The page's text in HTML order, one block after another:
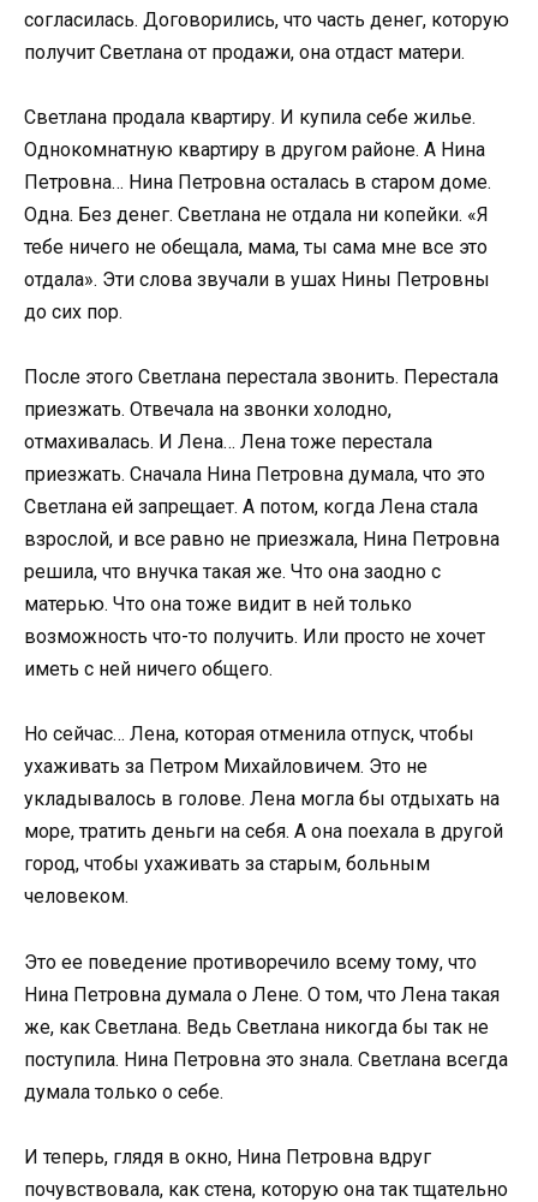
согласилась. Договорились, что часть денег, которую
получит Светлана от продажи, она отдаст матери.
Светлана продала квартиру. И купила себе жилье.
Однокомнатную квартиру в другом районе. А Нина
Петровна… Нина Петровна осталась в старом доме.
Одна. Без денег. Светлана не отдала ни копейки. «Я
тебе ничего не обещала, мама, ты сама мне все это
отдала». Эти слова звучали в ушах Нины Петровны
до сих пор.
После этого Светлана перестала звонить. Перестала
приезжать. Отвечала на звонки холодно,
отмахивалась. И Лена… Лена тоже перестала
приезжать. Сначала Нина Петровна думала, что это
Светлана ей запрещает. А потом, когда Лена стала
взрослой, и все равно не приезжала, Нина Петровна
решила, что внучка такая же. Что она заодно с
матерью. Что она тоже видит в ней только
возможность что-то получить. Или просто не хочет
иметь с ней ничего общего.
Но сейчас… Лена, которая отменила отпуск, чтобы
ухаживать за Петром Михайловичем. Это не
укладывалось в голове. Лена могла бы отдыхать на
море, тратить деньги на себя. А она поехала в другой
город, чтобы ухаживать за старым, больным
человеком.
Это ее поведение противоречило всему тому, что
Нина Петровна думала о Лене. О том, что Лена такая
же, как Светлана. Ведь Светлана никогда бы так не
поступила. Нина Петровна это знала. Светлана всегда
думала только о себе.
И теперь, глядя в окно, Нина Петровна вдруг
почувствовала, как стена, которую она так тщательно